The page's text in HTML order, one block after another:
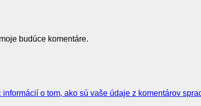
budúce komentáre.
informácií o tom, ako sú vaše údaje z komentárov